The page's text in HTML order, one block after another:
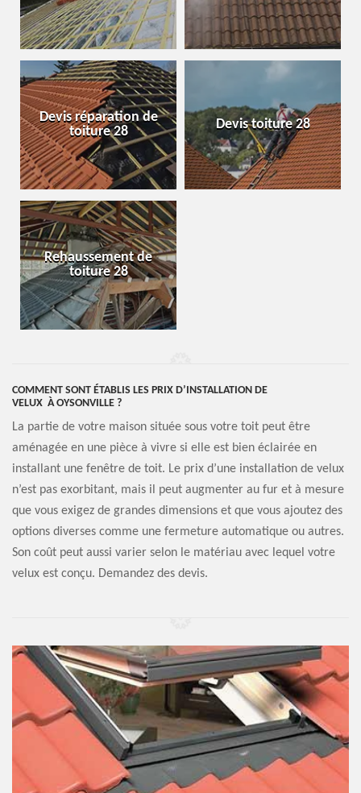
Devis réparation de
toiture 28
Devis toiture 28
Rehaussement de
toiture 28
COMMENT SONT ÉTABLIS LES PRIX D’INSTALLATION DE
VELUX À OYSONVILLE ?
La partie de votre maison située sous votre toit peut être
aménagée en une pièce à vivre si elle est bien éclairée en
installant une fenêtre de toit. Le prix d’une installation de velux
n’est pas exorbitant, mais il peut augmenter au fur et à mesure
que vous exigez de grandes dimensions et que vous ajoutez des
options diverses comme une fermeture automatique ou autres.
Son coût peut aussi varier selon le matériau avec lequel votre
velux est conçu. Demandez des devis.